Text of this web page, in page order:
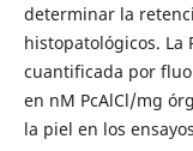
determinar la
histopatológicos. La
cuantificada por
en nM PcAlCl/mg
la piel en los ensayos